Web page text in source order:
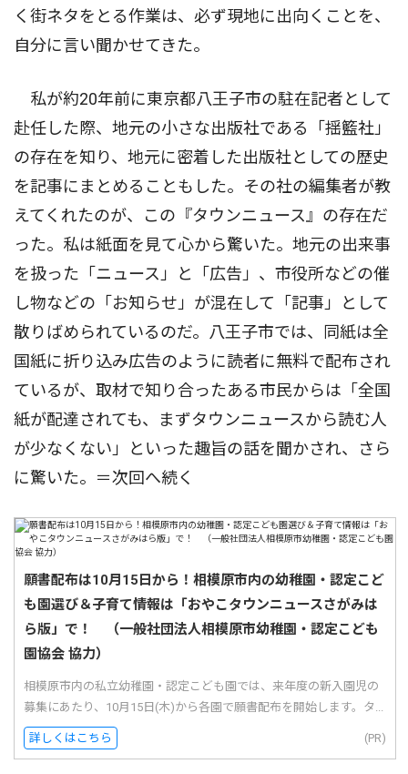
く街ネタをとる作業は、必ず現地に出向くことを、
自分に言い聞かせてきた。
私が約20年前に東京都八王子市の駐在記者として
赴任した際、地元の小さな出版社である「揺籃社」
の存在を知り、地元に密着した出版社としての歴史
を記事にまとめることもした。その社の編集者が教
えてくれたのが、この『タウンニュース』の存在だ
った。私は紙面を見て心から驚いた。地元の出来事
を扱った「ニュース」と「広告」、市役所などの催
し物などの「お知らせ」が混在して「記事」として
散りばめられているのだ。八王子市では、同紙は全
国紙に折り込み広告のように読者に無料で配布され
ているが、取材で知り合ったある市民からは「全国
紙が配達されても、まずタウンニュースから読む人
が少なくない」といった趣旨の話を聞かされ、さら
に驚いた。＝次回へ続く
願書配布は10月15日から！相模原市内の幼稚園・認定こど
も園選び＆子育て情報は「おやこタウンニュースさがみは
ら版」で！ （一般社団法人相模原市幼稚園・認定こども
園協会 協力）
相模原市内の私立幼稚園・認定こども園では、来年度の新入園児の
募集にあたり、10月15日(木)から各園で願書配布を開始します。タ...
詳しくはこちら (PR)